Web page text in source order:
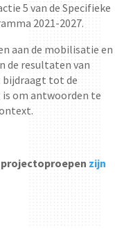
5 van de Specifieke
2021-2027.
aan de mobilisatie en
de resultaten van
bijdraagt tot de
om antwoorden te
zijn